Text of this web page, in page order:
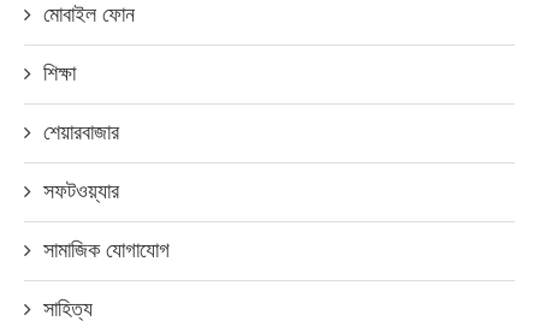
মোবাইল ফোন
শিক্ষা
শেয়ারবাজার
সফটওয়্যার
সামাজিক যোগাযোগ
সাহিত্য